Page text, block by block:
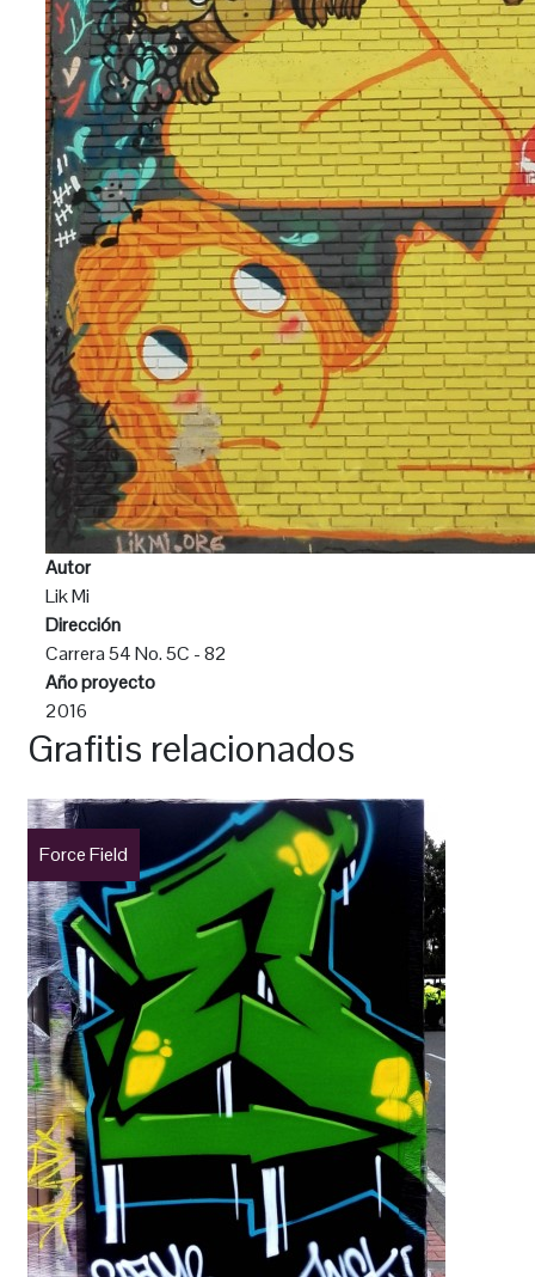
Autor
Lik Mi
Dirección
Carrera 54 No. 5C - 82
Año proyecto
2016
Grafitis relacionados
Force Field